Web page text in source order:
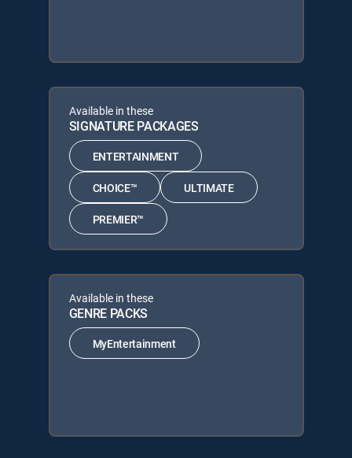
Available in these
SIGNATURE PACKAGES
ENTERTAINMENT
CHOICE™ ULTIMATE
PREMIER™
Available in these
GENRE PACKS
MyEntertainment